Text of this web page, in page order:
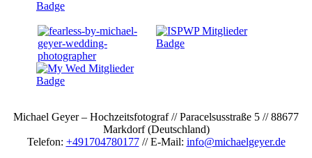
Michael Geyer – Hochzeitsfotograf // Paracelsusstraße 5 // 88677
Markdorf (Deutschland)
Telefon: +491704780177// E-Mail: info@michaelgeyer.de